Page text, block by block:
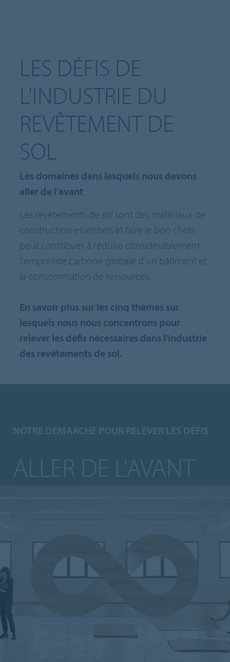
LES DÉFIS DE
L'INDUSTRIE DU
REVÊTEMENT DE
SOL
Les domaines dans lesquels nous devons
aller de l'avant
Les revêtements de sol sont des matériaux de
construction essentiels et faire le bon choix
peut contribuer à réduire considérablement
l'empreinte carbone globale d'un bâtiment et
la consommation de ressources.
En savoir plus sur les cinq thèmes sur
lesquels nous nous concentrons pour
relever les défis nécessaires dans l'industrie
des revêtements de sol.
NOTRE DÉMARCHE POUR RELEVER LES DÉFIS
ALLER DE L'AVANT